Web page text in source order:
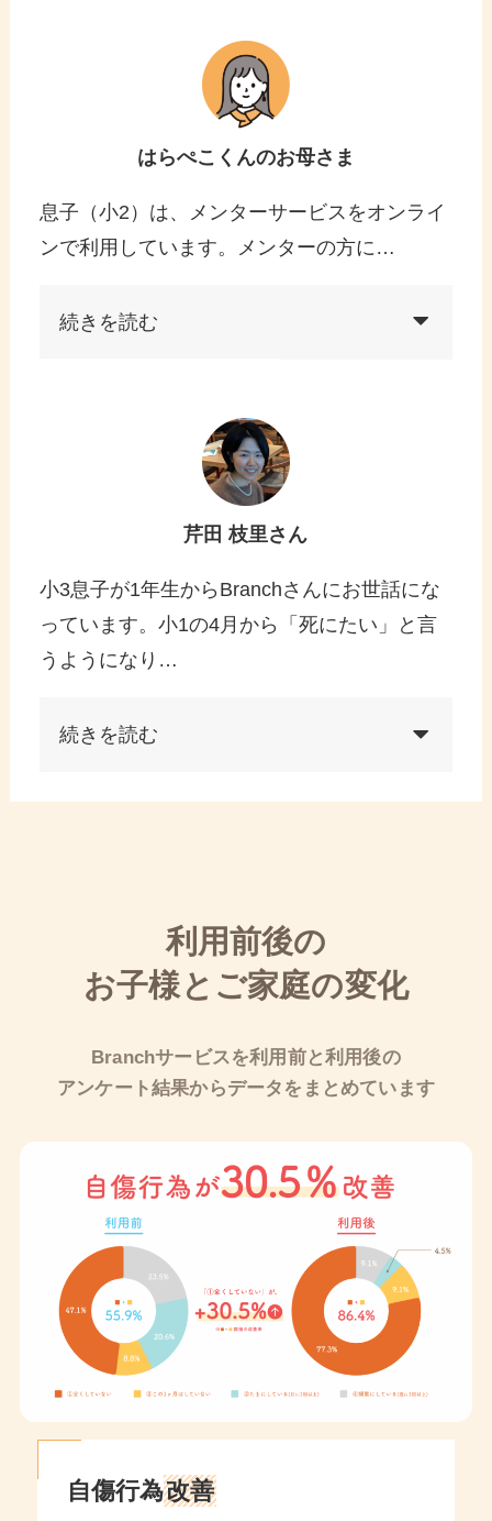
はらぺこくんのお母さま
息子（小2）は、メンターサービスをオンライ
ンで利用しています。メンターの方に…
続きを読む
芹田 枝里さん
小3息子が1年生からBranchさんにお世話にな
っています。小1の4月から「死にたい」と言
うようになり…
続きを読む
利用前後の
お子様とご家庭の変化
Branchサービスを利用前と利用後の
アンケート結果からデータをまとめています
自傷行為改善